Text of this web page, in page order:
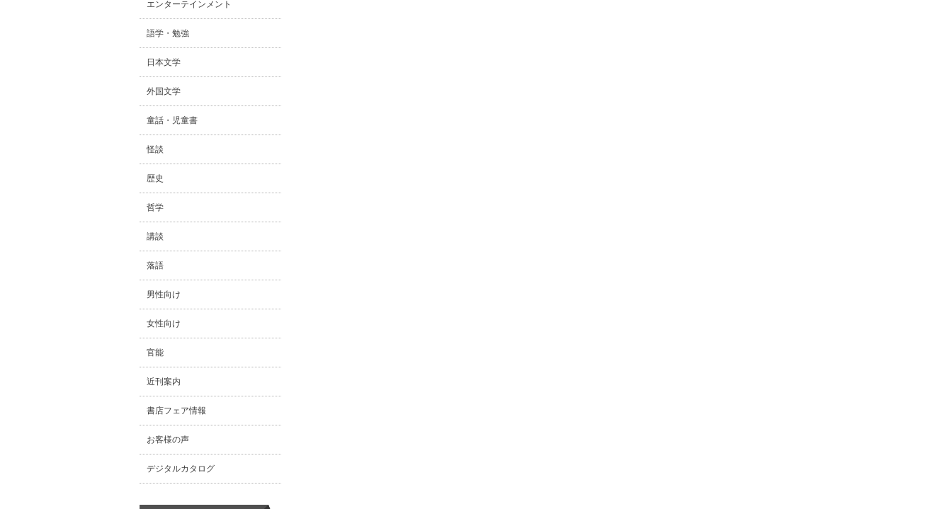
エンターテインメント
語学・勉強
日本文学
外国文学
童話・児童書
怪談
歴史
哲学
講談
落語
男性向け
女性向け
官能
近刊案内
書店フェア情報
お客様の声
デジタルカタログ